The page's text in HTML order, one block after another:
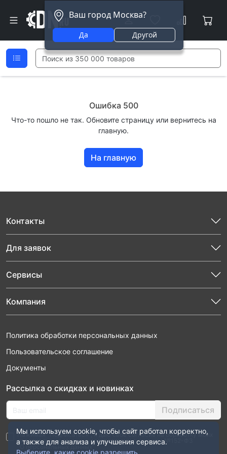
Ваш город Москва?
Да Другой
Ошибка 500
Что-то пошло не так. Обновите страницу или вернитесь на
главную.
На главную
Контакты
Для заявок
Сервисы
Компания
Политика обработки персональных данных
Пользовательское соглашение
Документы
Рассылка о скидках и новинках
Подписаться
Нажимая “Подписаться”, я даю свое согласие на обработку моих
персональных данных в соответствии с законом №152-ФЗ
“О персональных данных”
Мы используем cookie, чтобы сайт работал корректно,
а также для анализа и улучшения сервиса.
Выберите, какие cookie разрешить